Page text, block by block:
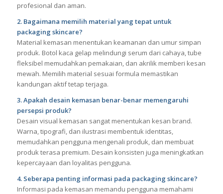
profesional dan aman.
2. Bagaimana memilih material yang tepat untuk
packaging skincare?
Material kemasan menentukan keamanan dan umur simpan
produk. Botol kaca gelap melindungi serum dari cahaya, tube
fleksibel memudahkan pemakaian, dan akrilik memberi kesan
mewah. Memilih material sesuai formula memastikan
kandungan aktif tetap terjaga.
3. Apakah desain kemasan benar-benar memengaruhi
persepsi produk?
Desain visual kemasan sangat menentukan kesan brand.
Warna, tipografi, dan ilustrasi membentuk identitas,
memudahkan pengguna mengenali produk, dan membuat
produk terasa premium. Desain konsisten juga meningkatkan
kepercayaan dan loyalitas pengguna.
4. Seberapa penting informasi pada packaging skincare?
Informasi pada kemasan memandu pengguna memahami